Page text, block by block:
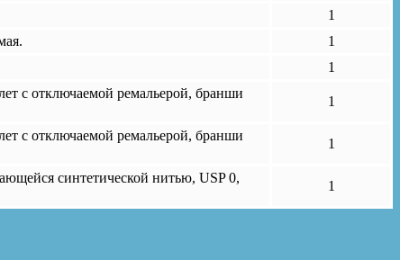
1
1
1
с отключаемой ремальерой, бранши
1
с отключаемой ремальерой, бранши
1
синтетической нитью, USP 0,
1